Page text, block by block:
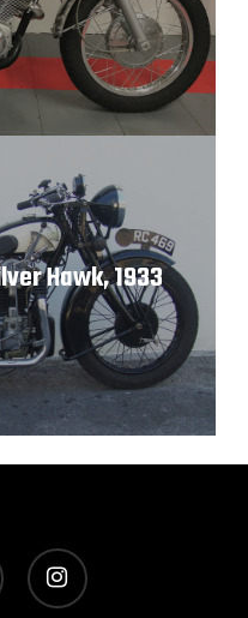
Hawk, 1933
instagram